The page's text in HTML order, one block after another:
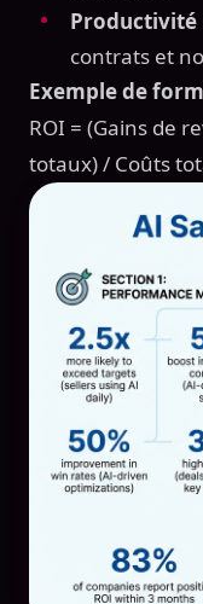
Productivité
contrats et
Exemple de
ROI = (Gains de
totaux) / Coûts